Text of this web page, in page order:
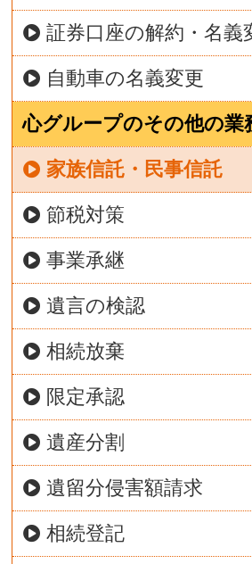
証券口座の解約・名義
自動車の名義変更
心グループのその他の業
家族信託・民事信託
節税対策
事業承継
遺言の検認
相続放棄
限定承認
遺産分割
遺留分侵害額請求
相続登記